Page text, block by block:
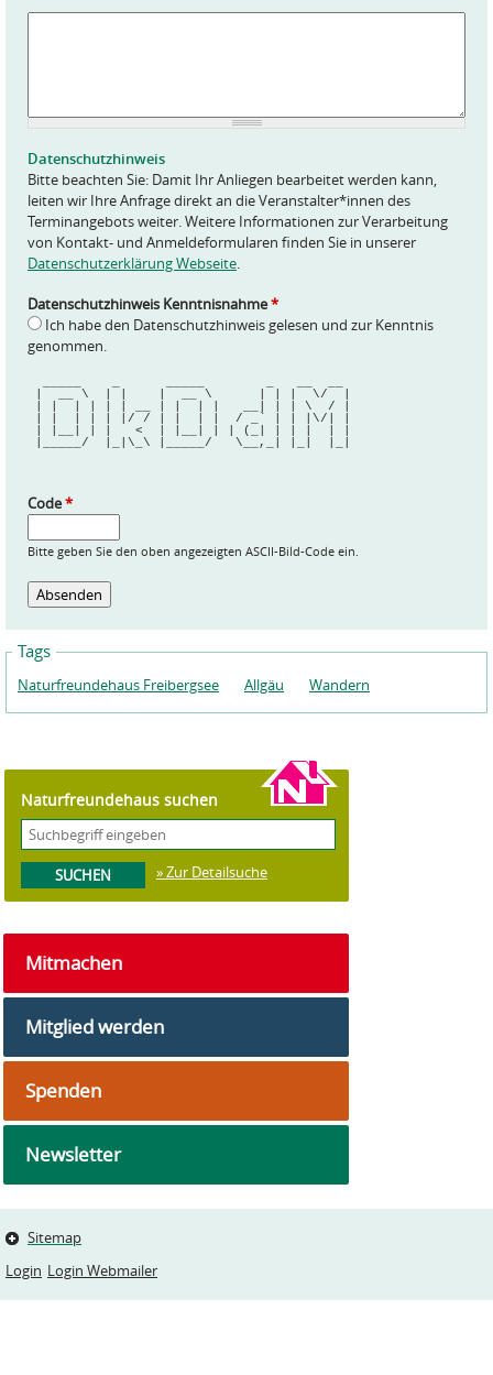
*
Datenschutzhinweis
Bitte beachten Sie: Damit Ihr Anliegen bearbeitet werden kann,
leiten wir Ihre Anfrage direkt an die Veranstalter*innen des
Terminangebots weiter. Weitere Informationen zur Verarbeitung
von Kontakt- und Anmeldeformularen finden Sie in unserer
Datenschutzerklärung Webseite.
Datenschutzhinweis Kenntnisnahme*
Ich habe den Datenschutzhinweis gelesen und zur Kenntnis
genommen.
|  __ \  | |    |  __ \      | | |  \/  |
| |  | | | | __ | |  | |   __| | | \  / |
| |  | | | |/ / | |  | |  / _` | | |\/| |
| |__| | |   <  | |__| | | (_| | | |  | |
|_____/  |_|\_\ |_____/   \__,_| |_|  |_|
Code*
Bitte geben Sie den oben angezeigten ASCII-Bild-Code ein.
Tags
Naturfreundehaus Freibergsee Allgäu Wandern
Naturfreundehaus suchen
» Zur Detailsuche
Mitmachen
Mitglied werden
Spenden
Newsletter
Sitemap
Login Login Webmailer